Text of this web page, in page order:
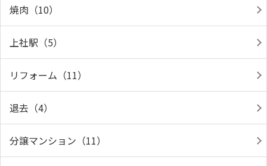
焼肉（10）
上社駅（5）
リフォーム（11）
退去（4）
分譲マンション（11）